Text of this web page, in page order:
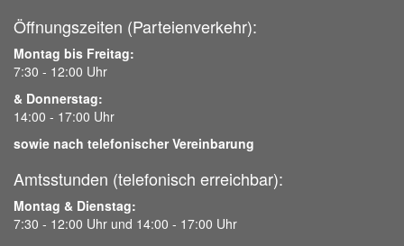
Öffnungszeiten (Parteienverkehr):
Montag bis Freitag:
7:30 - 12:00 Uhr
& Donnerstag:
14:00 - 17:00 Uhr
sowie nach telefonischer Vereinbarung
Amtsstunden (telefonisch erreichbar):
Montag & Dienstag:
7:30 - 12:00 Uhr und 14:00 - 17:00 Uhr